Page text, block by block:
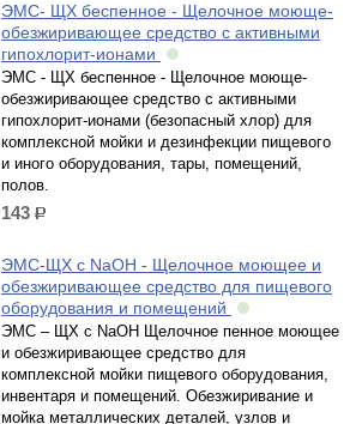
ЭМС- ЩХ беспенное - Щелочное моюще-
обезжиривающее средство с активными
гипохлорит-ионами
ЭМС - ЩХ беспенное - Щелочное моюще-
обезжиривающее средство с активными
гипохлорит-ионами (безопасный хлор) для
комплексной мойки и дезинфекции пищевого
и иного оборудования, тары, помещений,
полов.
143 р.
ЭМС-ЩХ с NaOH - Щелочное моющее и
обезжиривающее средство для пищевого
оборудования и помещений
ЭМС – ЩХ с NaOH Щелочное пенное моющее
и обезжиривающее средство для
комплексной мойки пищевого оборудования,
инвентаря и помещений. Обезжиривание и
мойка металлических деталей, узлов и